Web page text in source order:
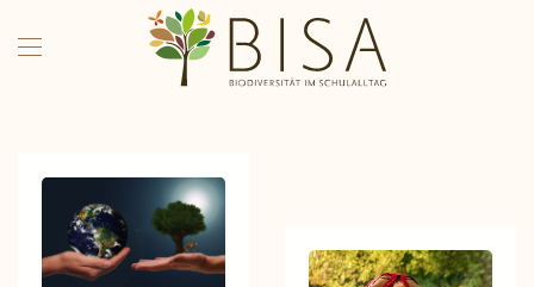
Skip to main content